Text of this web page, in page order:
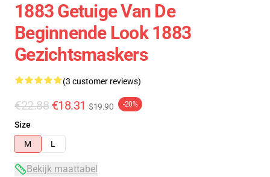
1883 Getuige Van De
Beginnende Look 1883
Gezichtsmaskers
(3 customer reviews)
€22.88 €18.31 $19.90 -20%
Size
M
L
Bekijk maattabel